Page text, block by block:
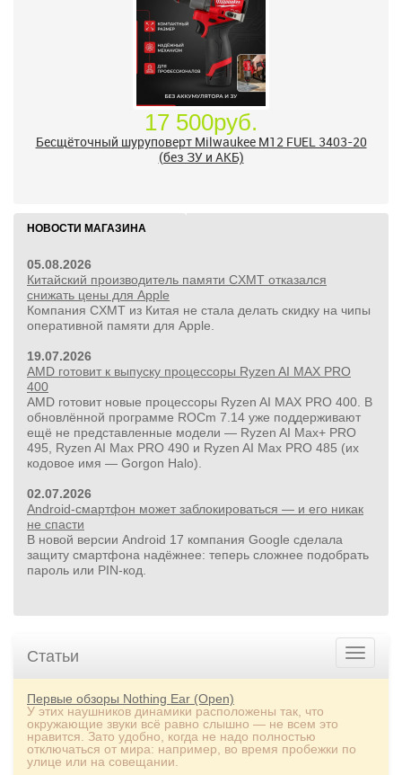
17 500руб.
Бесщёточный шуруповерт Milwaukee M12 FUEL 3403-20
(без ЗУ и АКБ)
УШМ болгарка Milwaukee M18 FUEL 2888-20 125 мм,
красный
НОВОСТИ МАГАЗИНА
05.08.2026
Китайский производитель памяти CXMT отказался
снижать цены для Apple
Компания CXMT из Китая не стала делать скидку на чипы
оперативной памяти для Apple.
19.07.2026
AMD готовит к выпуску процессоры Ryzen AI MAX PRO
400
AMD готовит новые процессоры Ryzen AI MAX PRO 400. В
обновлённой программе ROCm 7.14 уже поддерживают
ещё не представленные модели — Ryzen AI Max+ PRO
495, Ryzen AI Max PRO 490 и Ryzen AI Max PRO 485 (их
кодовое имя — Gorgon Halo).
02.07.2026
Android-смартфон может заблокироваться — и его никак
не спасти
В новой версии Android 17 компания Google сделала
защиту смартфона надёжнее: теперь сложнее подобрать
пароль или PIN‑код.
Статьи
Первые обзоры Nothing Ear (Open)
У этих наушников динамики расположены так, что
окружающие звуки всё равно слышно — не всем это
нравится. Зато удобно, когда не надо полностью
отключаться от мира: например, во время пробежки по
улице или на совещании.